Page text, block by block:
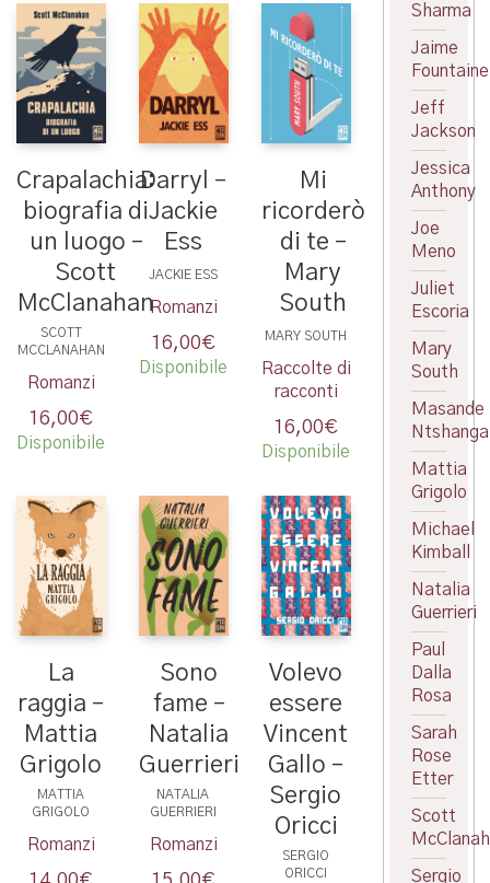
Crapalachia:
biografia di
un luogo –
Scott
McClanahan
SCOTT
MCCLANAHAN
Romanzi
16,00€
Disponibile
Darryl –
Jackie
Ess
JACKIE ESS
Romanzi
16,00€
Disponibile
Mi
ricorderò
di te –
Mary
South
MARY SOUTH
Raccolte di
racconti
16,00€
Disponibile
La
raggia –
Mattia
Grigolo
MATTIA
GRIGOLO
Romanzi
Sono
fame –
Natalia
Guerrieri
NATALIA
GUERRIERI
Romanzi
Volevo
essere
Vincent
Gallo –
Sergio
Oricci
SERGIO
ORICCI
Sharma
Jaime
Fountaine
Jeff
Jackson
Jessica
Anthony
Joe
Meno
Juliet
Escoria
Mary
South
Masande
Ntshanga
Mattia
Grigolo
Michael
Kimball
Natalia
Guerrieri
Paul
Dalla
Rosa
Sarah
Rose
Etter
Scott
Sergio